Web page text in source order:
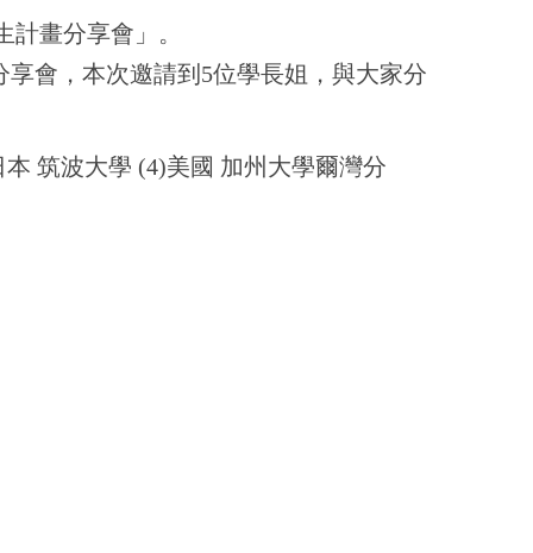
畫分享會」。
享會，本次邀請到 5位學長姐，與大家分
本 筑波大學 (4)美國 加州大學爾灣分